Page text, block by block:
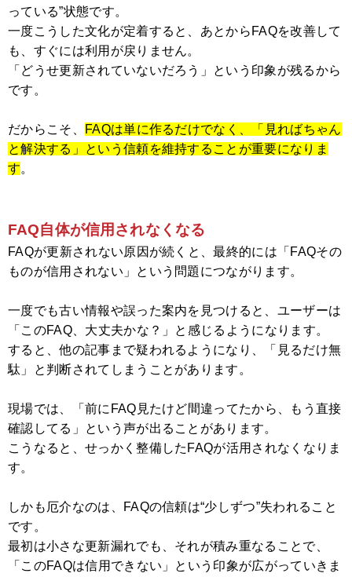
っている”状態です。
一度こうした文化が定着すると、あとからFAQを改善して
も、すぐには利用が戻りません。
「どうせ更新されていないだろう」という印象が残るから
です。
だからこそ、
FAQは単に作るだけでなく、「見ればちゃん
と解決する」という信頼を維持することが重要になりま
す。
FAQ自体が信用されなくなる
FAQが更新されない原因が続くと、最終的には「FAQその
ものが信用されない」という問題につながります。
一度でも古い情報や誤った案内を見つけると、ユーザーは
「このFAQ、大丈夫かな？」と感じるようになります。
すると、他の記事まで疑われるようになり、「見るだけ無
駄」と判断されてしまうことがあります。
現場では、「前にFAQ見たけど間違ってたから、もう直接
確認してる」という声が出ることがあります。
こうなると、せっかく整備したFAQが活用されなくなりま
す。
しかも厄介なのは、FAQの信頼は“少しずつ”失われること
です。
最初は小さな更新漏れでも、それが積み重なることで、
「このFAQは信用できない」という印象が広がっていきま